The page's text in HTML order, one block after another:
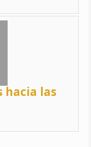
hacia las